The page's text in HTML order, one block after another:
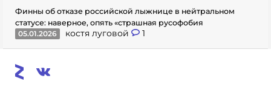
Финны об отказе российской лыжнице в нейтральном
статусе: наверное, опять «страшная русофобия
05.01.2026
костя луговой 1